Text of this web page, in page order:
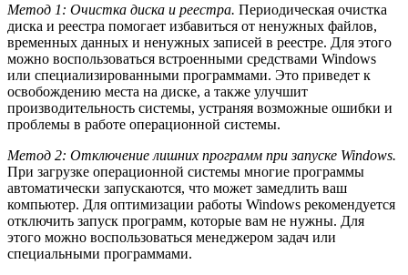
Метод 1: Очистка диска и реестра. Периодическая очистка
диска и реестра помогает избавиться от ненужных файлов,
временных данных и ненужных записей в реестре. Для этого
можно воспользоваться встроенными средствами Windows
или специализированными программами. Это приведет к
освобождению места на диске, а также улучшит
производительность системы, устраняя возможные ошибки и
проблемы в работе операционной системы.
Метод 2: Отключение лишних программ при запуске Windows.
При загрузке операционной системы многие программы
автоматически запускаются, что может замедлить ваш
компьютер. Для оптимизации работы Windows рекомендуется
отключить запуск программ, которые вам не нужны. Для
этого можно воспользоваться менеджером задач или
специальными программами.